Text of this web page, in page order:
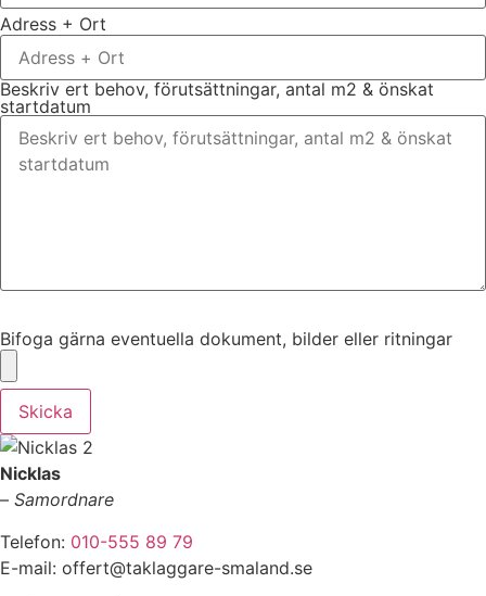
Adress + Ort
Beskriv ert behov, förutsättningar, antal m2 & önskat
startdatum
Bifoga gärna eventuella dokument, bilder eller ritningar
Skicka
Nicklas
– Samordnare
Telefon: 010-555 89 79
E-mail: offert@taklaggare-smaland.se